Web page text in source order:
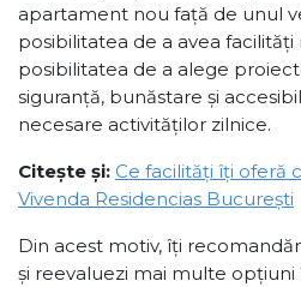
apartament nou față de unul
posibilitatea de a avea
posibilitatea de a alege
siguranță, bunăstare și
necesare activităților zilnice.
Citește și: Ce facilități îți oferă
Vivenda Residencias București
Din acest motiv, îți
și reevaluezi mai multe